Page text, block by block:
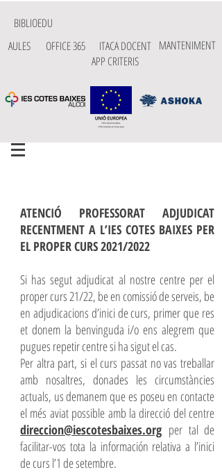
BIBLIOEDU
AULES
OFFICE 365 ITACA DOCENT MANTENIMENT
APP CRITERIS
ATENCIÓ PROFESSORAT ADJUDICAT
RECENTMENT A L’IES COTES BAIXES PER
EL PROPER CURS 2021/2022
Si has segut adjudicat al nostre centre per el
proper curs 21/22, be en comissió de serveis, be
en adjudicacions d’inici de curs, primer que res
et donem la benvinguda i/o ens alegrem que
pugues repetir centre si ha sigut el cas.
Per altra part, si el curs passat no vas treballar
amb nosaltres, donades les circumstàncies
actuals, us demanem que es poseu en contacte
el més aviat possible amb la direcció del centre
direccion@iescotesbaixes.org per tal de
facilitar-vos tota la información relativa a l’inici
de curs l’1 de setembre.